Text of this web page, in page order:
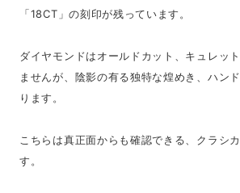
「18CT」の刻印が残っています。
ダイヤモンドはオールドカット、キュレッ
ませんが、陰影の有る独特な煌めき、ハン
ります。
こちらは真正面からも確認できる、クラシ
す。